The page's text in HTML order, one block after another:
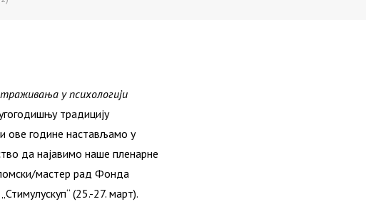
у психологији
традицију
ове године настављамо у
да најавимо наше пленарне
мастер рад Фонда
(25.-27. март).